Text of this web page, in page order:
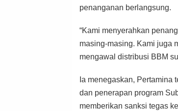
penanganan berlangsung.
“Kami menyerahkan
masing-masing. Kami juga
mengawal distribusi BBM
Ia menegaskan, Pertamina
dan penerapan program
memberikan sanksi tegas